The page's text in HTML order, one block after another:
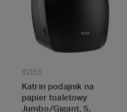
82155
Katrin podajnik na
papier toaletowy
Jumbo/Gigant, S,